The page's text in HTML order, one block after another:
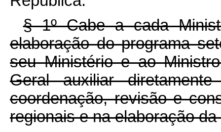
§ 1º Cabe a cada
elaboração do programa
seu Ministério e ao
Geral auxiliar
coordenação, revisão e
regionais e na elaboração